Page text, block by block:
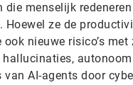
die menselijk
Hoewel ze de
ook nieuwe risico’s met
van AI-agents door